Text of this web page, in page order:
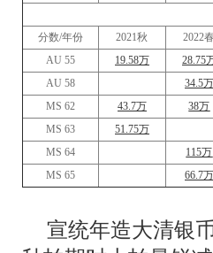
分数/年份
2021秋 2022春
AU 55
19.58万 28.75
AU 58
34.5万
MS 62
43.7万 38万
MS 63
51.75万
MS 64
115万
MS 65
66.7万
宣统年造大清银